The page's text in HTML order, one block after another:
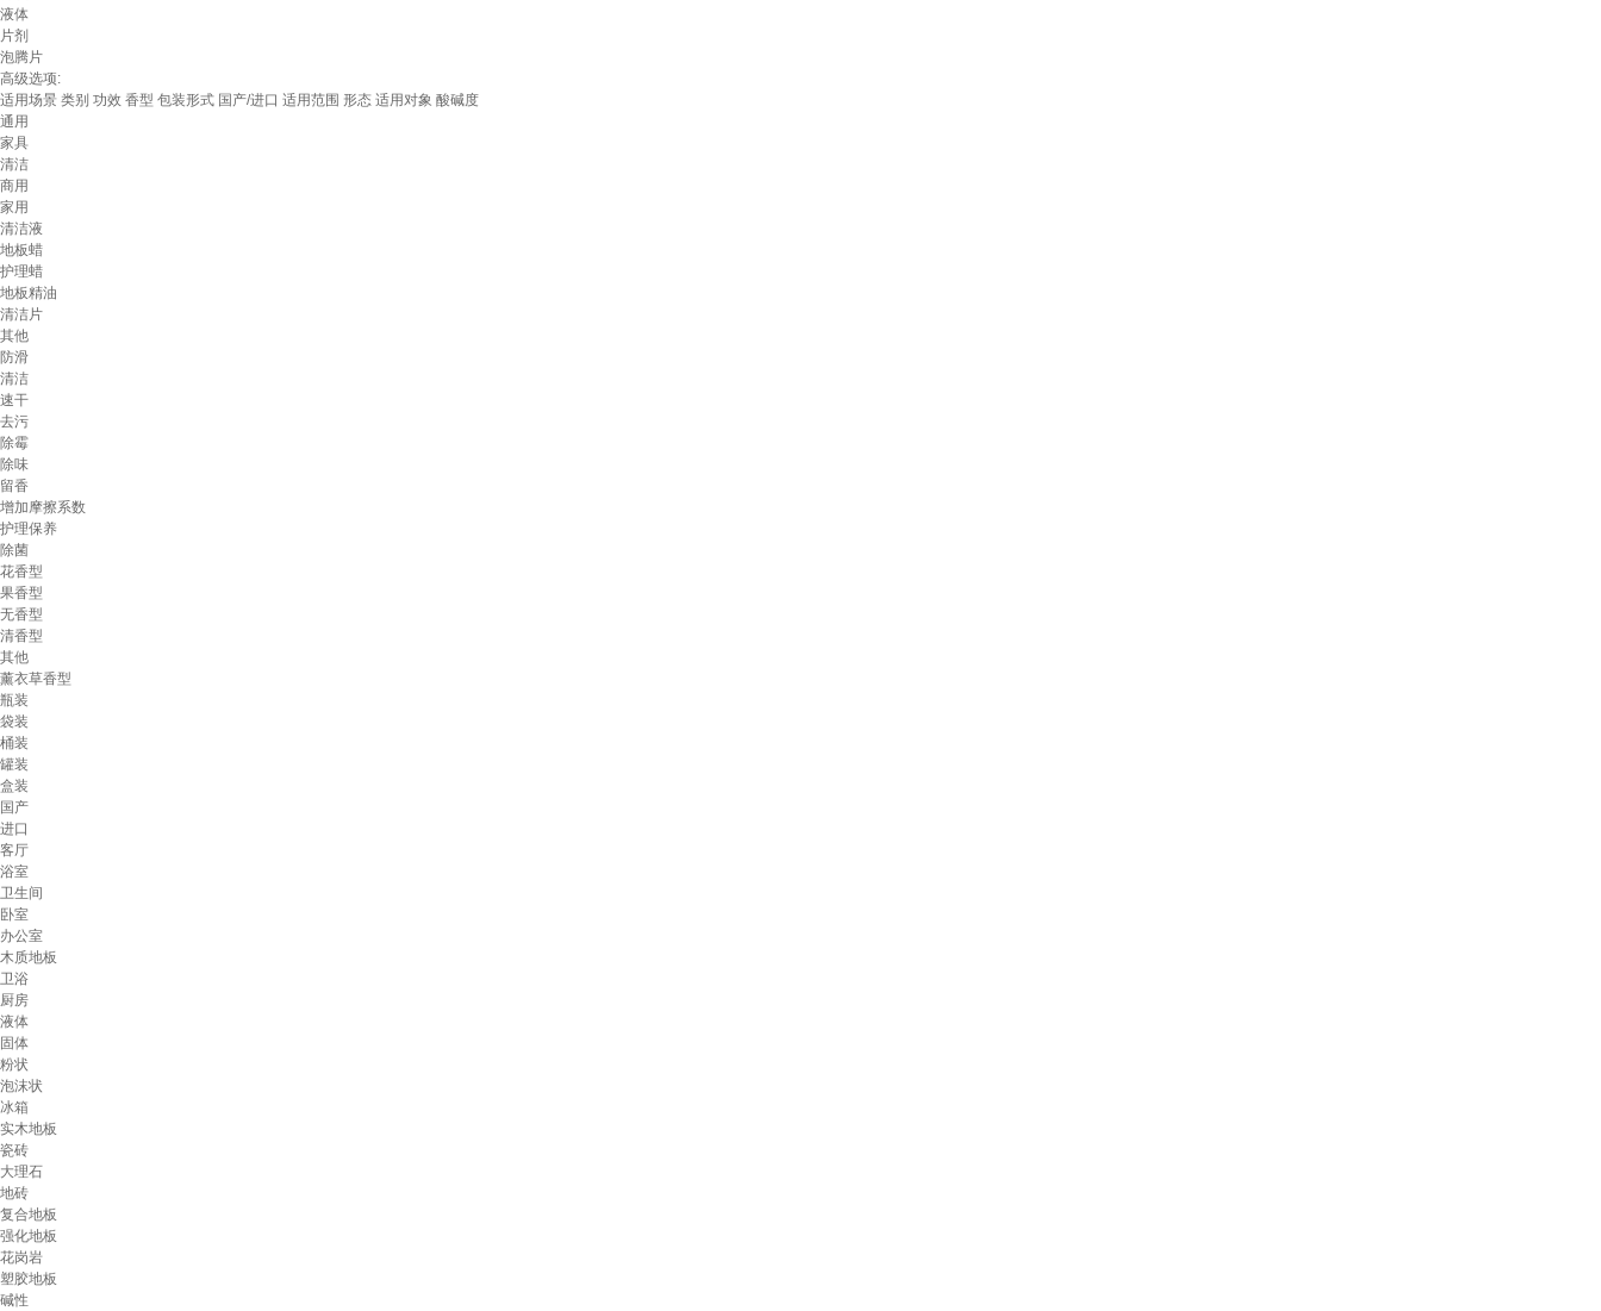
液体
片剂
泡腾片
高级选项:
适用场景 类别 功效 香型 包装形式 国产/进口 适用范围 形态 适用对象 酸碱度
通用
家具
清洁
商用
家用
清洁液
地板蜡
护理蜡
地板精油
清洁片
其他
防滑
清洁
速干
去污
除霉
除味
留香
增加摩擦系数
护理保养
除菌
花香型
果香型
无香型
清香型
其他
薰衣草香型
瓶装
袋装
桶装
罐装
盒装
国产
进口
客厅
浴室
卫生间
卧室
办公室
木质地板
卫浴
厨房
液体
固体
粉状
泡沫状
冰箱
实木地板
瓷砖
大理石
地砖
复合地板
强化地板
花岗岩
塑胶地板
碱性